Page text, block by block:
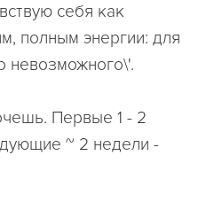
себя как
полным энергии: для
невозможного\'.
Первые 1 - 2
~ 2 недели -